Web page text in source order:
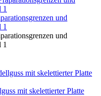
und
1
und
1
mit skelettierter Platte